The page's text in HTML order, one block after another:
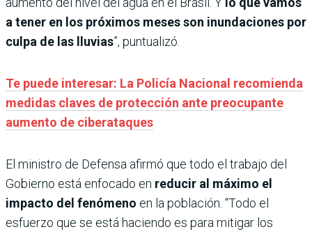
a tener en los próximos meses son inundaciones por
culpa de las lluvias”, puntualizó.
Te puede interesar: La Policía Nacional recomienda
medidas claves de protección ante preocupante
aumento de ciberataques
El ministro de Defensa afirmó que todo el trabajo del
Gobierno está enfocado en reducir al máximo el
impacto del fenómeno en la población. “Todo el
esfuerzo que se está haciendo es para mitigar los